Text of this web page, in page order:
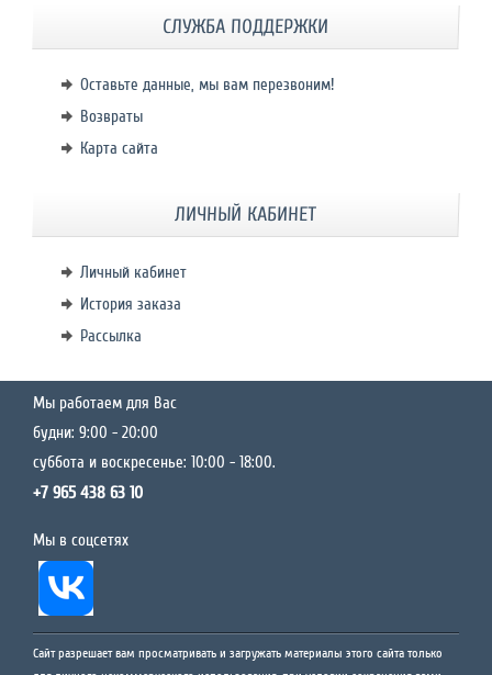
СЛУЖБА ПОДДЕРЖКИ
Оставьте данные, мы вам перезвоним!
Возвраты
Карта сайта
ЛИЧНЫЙ КАБИНЕТ
Личный кабинет
История заказа
Рассылка
Мы работаем для Вас
будни: 9:00 - 20:00
суббота и воскресенье: 10:00 - 18:00.
+7 965 438 63 10
Мы в соцсетях
Сайт разрешает вам просматривать и загружать материалы этого сайта только